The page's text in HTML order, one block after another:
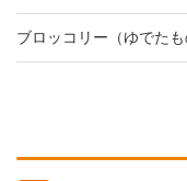
ブロッコリー（ゆでたも